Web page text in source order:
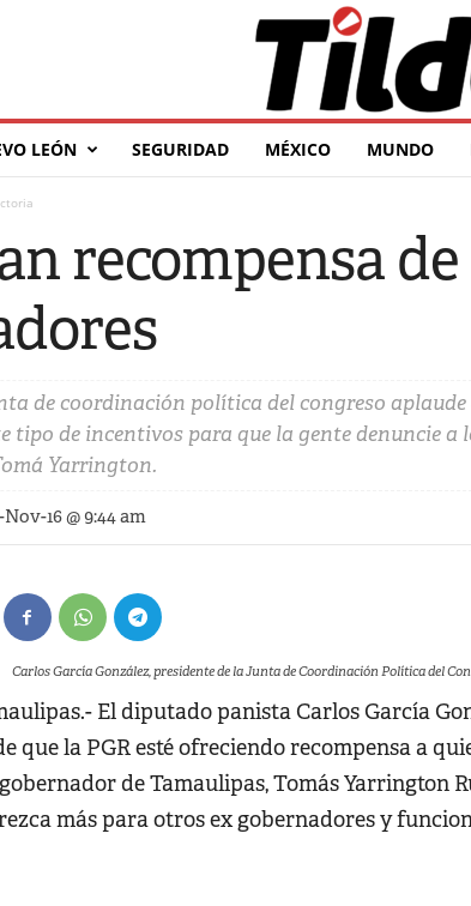
LEÓN SEGURIDAD MÉXICO MUNDO
recompensa
de coordinación política del congreso
tipo de incentivos para que la gente denuncie
Yarrington.
Nov-16 @ 9:44 am
Carlos García González, presidente de la Junta de Coordinación Política del
El diputado panista Carlos García
que la PGR esté ofreciendo recompensa a
de Tamaulipas, Tomás Yarrington
más para otros ex gobernadores y